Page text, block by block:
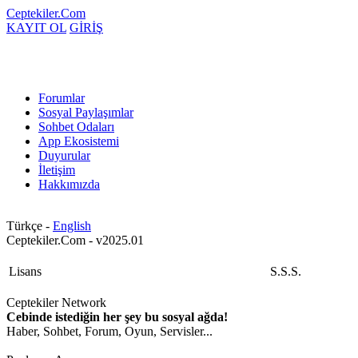
Ceptekiler.Com
KAYIT OL GİRİŞ
Forumlar
Sosyal Paylaşımlar
Sohbet Odaları
App Ekosistemi
Duyurular
İletişim
Hakkımızda
Türkçe - English
Ceptekiler.Com - v2025.01
Lisans S.S.S.
Ceptekiler Network
Cebinde istediğin her şey bu sosyal ağda!
Haber, Sohbet, Forum, Oyun, Servisler...